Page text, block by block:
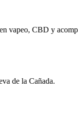
vapeo, CBD y
de la Cañada.